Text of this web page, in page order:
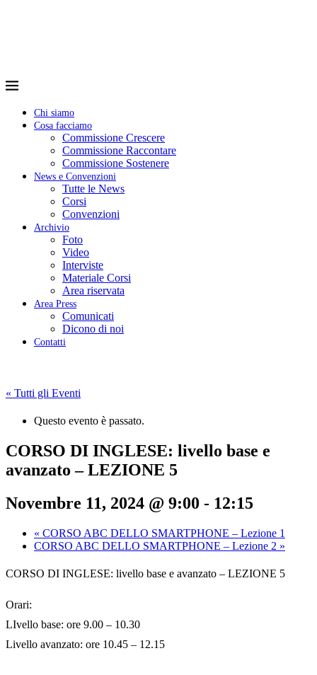
Chi siamo
Cosa facciamo
Commissione Crescere
Commissione Raccontare
Commissione Sostenere
News e Convenzioni
Tutte le News
Corsi
Convenzioni
Archivio
Foto
Video
Interviste
Materiale Corsi
Area riservata
Area Press
Comunicati
Dicono di noi
Contatti
« Tutti gli Eventi
Questo evento è passato.
CORSO DI INGLESE: livello base e
avanzato – LEZIONE 5
Novembre 11, 2024 @ 9:00 - 12:15
« CORSO ABC DELLO SMARTPHONE – Lezione 1
CORSO ABC DELLO SMARTPHONE – Lezione 2 »
CORSO DI INGLESE: livello base e avanzato – LEZIONE 5
Orari:
LIvello base: ore 9.00 – 10.30
Livello avanzato: ore 10.45 – 12.15